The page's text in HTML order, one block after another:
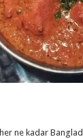
ne kadar